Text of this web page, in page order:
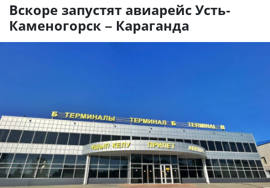
Вскоре запустят авиарейс Усть-
Каменогорск – Караганда